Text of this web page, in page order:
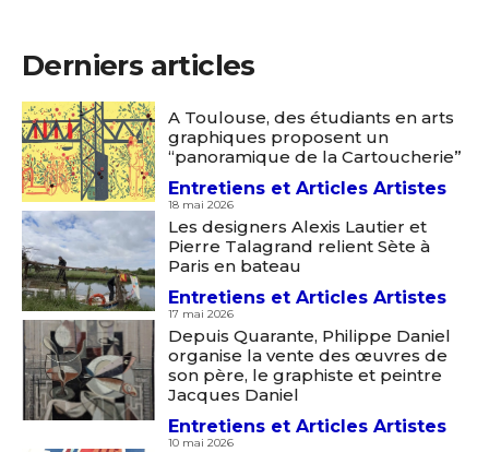
Derniers articles
A Toulouse, des étudiants en arts
graphiques proposent un
“panoramique de la Cartoucherie”
Entretiens et Articles Artistes
18 mai 2026
Les designers Alexis Lautier et
Pierre Talagrand relient Sète à
Paris en bateau
Entretiens et Articles Artistes
17 mai 2026
Depuis Quarante, Philippe Daniel
organise la vente des œuvres de
son père, le graphiste et peintre
Jacques Daniel
Entretiens et Articles Artistes
10 mai 2026